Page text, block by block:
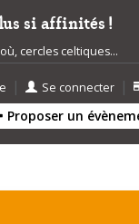
si affinités !
cercles celtiques...
| Se connecter |
Proposer un